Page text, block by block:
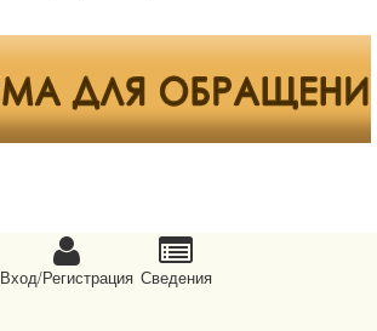
Вход/Регистрация Сведeния